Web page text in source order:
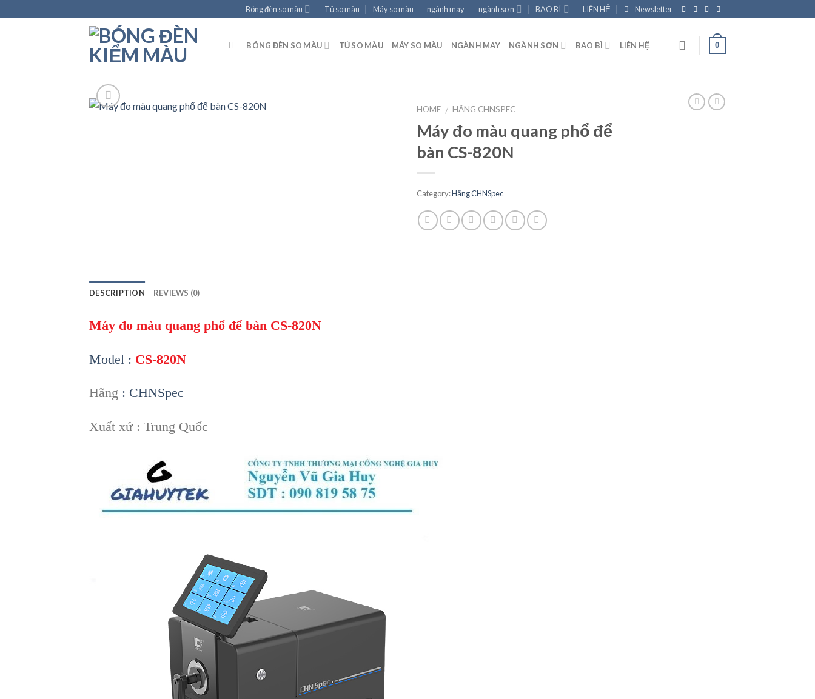
to
Bóng đèn so màu Tủ so màu Máy so màu ngành may ngành sơn BAO BÌ LIÊN HỆ Newsletter
BÓNG ĐÈN SO MÀU TỦ SO MÀU MÁY SO MÀU NGÀNH MAY NGÀNH SƠN BAO BÌ LIÊN HỆ 0
HOME / HÃNG CHNSPEC
Máy đo màu quang phổ để
bàn CS-820N
Category:Hãng CHNSpec
DESCRIPTION REVIEWS (0)
Máy đo màu quang phổ để bàn CS-820N
Model : CS-820N
Hãng : CHNSpec
Xuất xứ : Trung Quốc